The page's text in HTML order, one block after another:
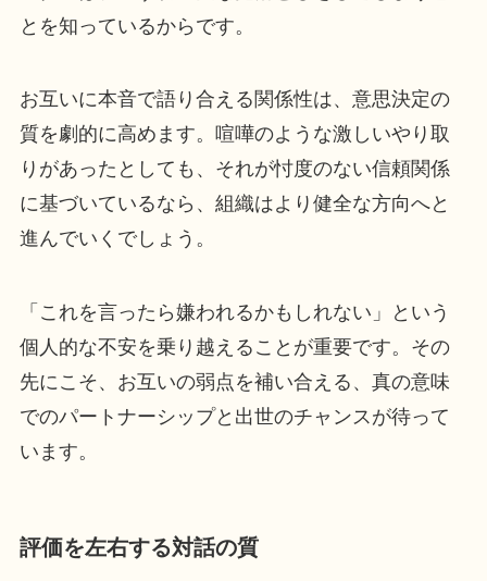
とを知っているからです。
お互いに本音で語り合える関係性は、意思決定の
質を劇的に高めます。喧嘩のような激しいやり取
りがあったとしても、それが忖度のない信頼関係
に基づいているなら、組織はより健全な方向へと
進んでいくでしょう。
「これを言ったら嫌われるかもしれない」という
個人的な不安を乗り越えることが重要です。その
先にこそ、お互いの弱点を補い合える、真の意味
でのパートナーシップと出世のチャンスが待って
います。
評価を左右する対話の質